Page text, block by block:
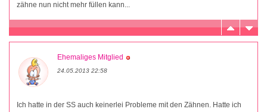
zähne nun nicht mehr füllen kann...
Ehemaliges Mitglied
24.05.2013 22:58
Ich hatte in der SS auch keinerlei Probleme mit den Zähnen. Hatte ich